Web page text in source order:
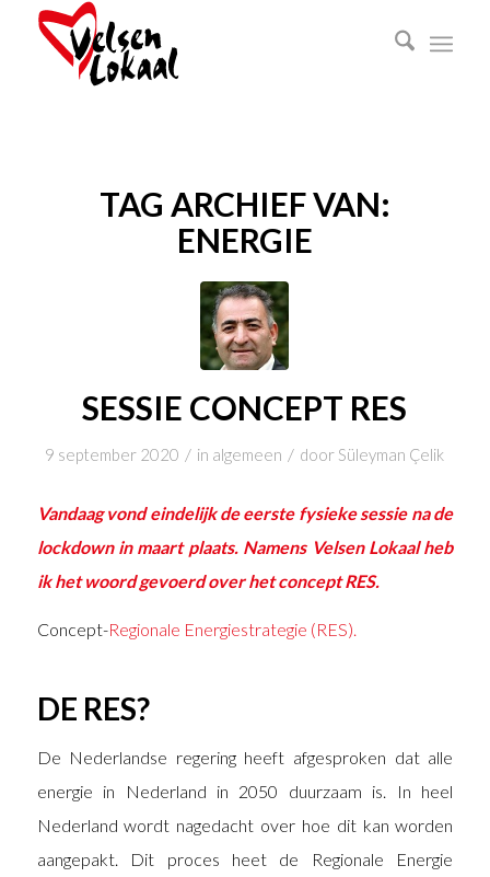
TAG ARCHIEF VAN:
ENERGIE
SESSIE CONCEPT RES
9 september 2020 / in algemeen / door Süleyman Çelik
Vandaag vond eindelijk de eerste fysieke sessie na de
lockdown in maart plaats. Namens Velsen Lokaal heb
ik het woord gevoerd over het concept RES.
Concept-Regionale Energiestrategie (RES).
DE RES?
De Nederlandse regering heeft afgesproken dat alle
energie in Nederland in 2050 duurzaam is. In heel
Nederland wordt nagedacht over hoe dit kan worden
aangepakt. Dit proces heet de Regionale Energie